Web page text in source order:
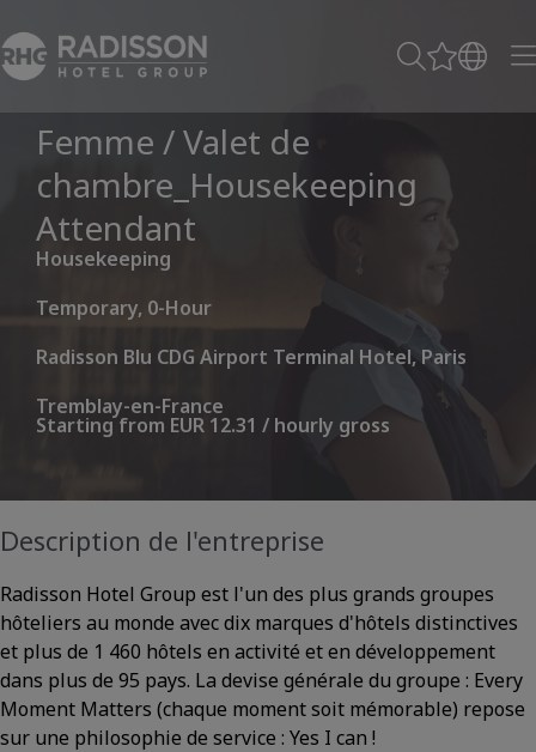
Femme / Valet de
chambre_Housekeeping
Attendant
Starting from EUR 12.31 / hourly gross
Housekeeping
Temporary, 0-Hour
Radisson Blu CDG Airport Terminal Hotel, Paris
Tremblay-en-France
Description de l'entreprise
Radisson Hotel Group est l'un des plus grands groupes
hôteliers au monde avec dix marques d'hôtels distinctives
et plus de 1 460 hôtels en activité et en développement
dans plus de 95 pays. La devise générale du groupe : Every
Moment Matters (chaque moment soit mémorable) repose
sur une philosophie de service : Yes I can !